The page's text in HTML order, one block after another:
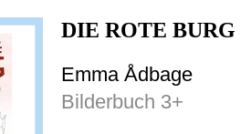
DIE ROTE BURG
Emma Ådbage
Bilderbuch 3+